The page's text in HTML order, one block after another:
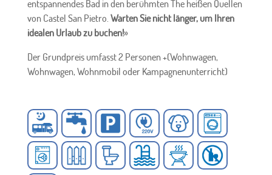
entspannendes Bad in den berühmten The heißen Quellen
von Castel San Pietro. Warten Sie nicht länger, um Ihren
idealen Urlaub zu buchen!»
Der Grundpreis umfasst 2 Personen +(Wohnwagen,
Wohnwagen, Wohnmobil oder Kampagnenunterricht)